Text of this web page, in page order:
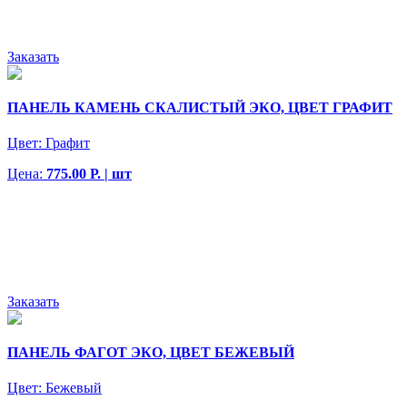
Заказать
ПАНЕЛЬ КАМЕНЬ СКАЛИСТЫЙ ЭКО, ЦВЕТ ГРАФИТ
Цвет: Графит
Цена: 775.00 Р. | шт
Заказать
ПАНЕЛЬ ФАГОТ ЭКО, ЦВЕТ БЕЖЕВЫЙ
Цвет: Бежевый